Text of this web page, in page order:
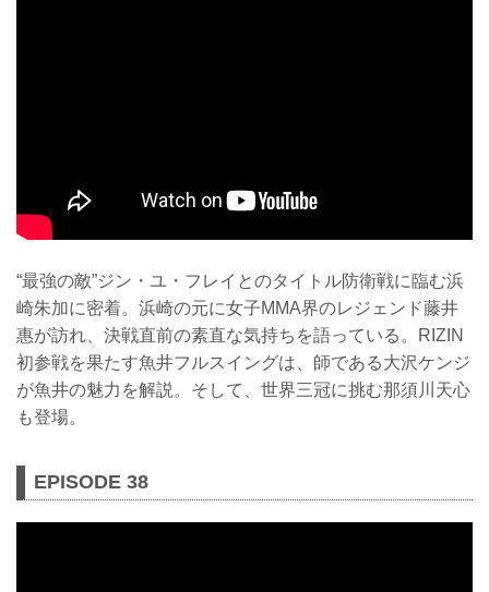
“最強の敵”ジン・ユ・フレイとのタイトル防衛戦に臨む浜
崎朱加に密着。浜崎の元に女子MMA界のレジェンド藤井
惠が訪れ、決戦直前の素直な気持ちを語っている。RIZIN
初参戦を果たす魚井フルスイングは、師である大沢ケンジ
が魚井の魅力を解説。そして、世界三冠に挑む那須川天心
も登場。
EPISODE 38